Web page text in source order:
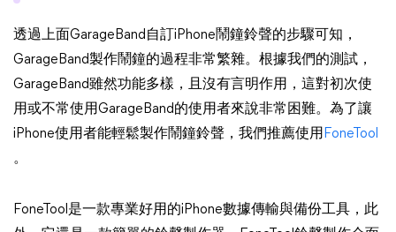
透過上面GarageBand自訂iPhone鬧鐘鈴聲的步驟可知，
GarageBand製作鬧鐘的過程非常繁雜。根據我們的測試，
GarageBand雖然功能多樣，且沒有言明作用，這對初次使
用或不常使用GarageBand的使用者來說非常困難。為了讓
iPhone使用者能輕鬆製作鬧鐘鈴聲，我們推薦使用 FoneTool
。
FoneTool是一款專業好用的iPhone數據傳輸與備份工具，此